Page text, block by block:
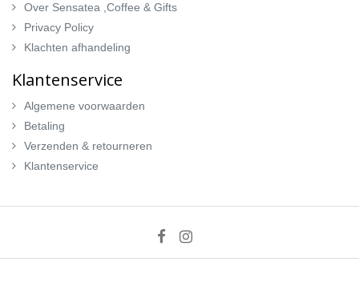
Over Sensatea ,Coffee & Gifts
Privacy Policy
Klachten afhandeling
Klantenservice
Algemene voorwaarden
Betaling
Verzenden & retourneren
Klantenservice